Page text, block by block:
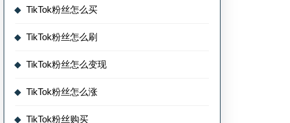
TikTok粉丝怎么买
TikTok粉丝怎么刷
TikTok粉丝怎么变现
TikTok粉丝怎么涨
TikTok粉丝购买